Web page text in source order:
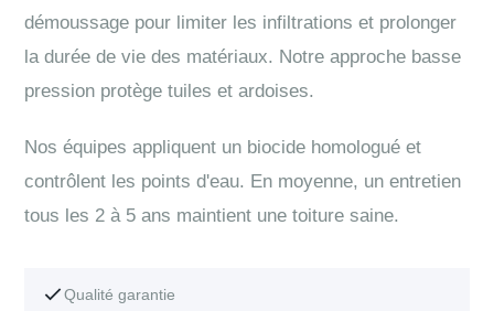
démoussage pour limiter les infiltrations et prolonger
la durée de vie des matériaux. Notre approche basse
pression protège tuiles et ardoises.
Nos équipes appliquent un biocide homologué et
contrôlent les points d'eau. En moyenne, un entretien
tous les 2 à 5 ans maintient une toiture saine.
Qualité garantie